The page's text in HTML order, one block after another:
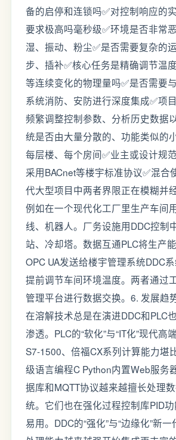
备的启停和连锁吗✅对控制响应的
要求极高吗毫秒级✅环境是否非常
湿、振动、粉尘✅是否需要复杂的
步、插补✅核心任务是精确调节温
等连续变化的物理量吗✅是否需要
系统消防、安防进行深度集成✅项
频繁调整控制参数、分析历史数据
统是否由大量分散的、功能类似的
每层楼、每个房间✅业主或设计规
采用BACnet等楼宇标准协议✅混合
代大型项目中两者界限正在模糊并
例如在一个现代化工厂里生产车间
线、机器人。厂务设施用DDC控制
站、冷却塔。数据互通PLC将生产
OPC UA发送给楼宇管理系统DDC
提前调节车间环境温度。两者通过
管理平台进行数据交换。6. 发展趋
在溶解技术总是在演进DDC和PLC
渗透。PLC的“软化”与“IT化”现代高
S7-1500、倍福CX系列计算能力堪
级语言编程C Python内置Web服务
据库和MQTT协议越来越擅长处理
统。它们也在强化过程控制库PID
易用。DDC的“强化”与“边缘化”新